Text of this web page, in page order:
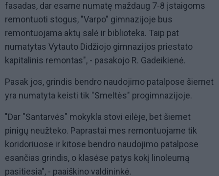
fasadas, dar esame numatę maždaug 7-8 įstaigoms
remontuoti stogus, "Varpo" gimnazijoje bus
remontuojama aktų salė ir biblioteka. Taip pat
numatytas Vytauto Didžiojo gimnazijos priestato
kapitalinis remontas", - pasakojo R. Gadeikienė.
Pasak jos, grindis bendro naudojimo patalpose šiemet
yra numatyta keisti tik "Smeltės" progimnazijoje.
"Dar "Santarvės" mokykla stovi eilėje, bet šiemet
pinigų neužteko. Paprastai mes remontuojame tik
koridoriuose ir kitose bendro naudojimo patalpose
esančias grindis, o klasėse patys kokį linoleumą
pasitiesia", - paaiškino valdininkė.